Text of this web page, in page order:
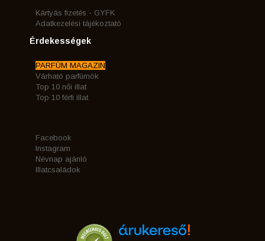
Kártyás fizetés - GYFK
Adatkezelési tájékoztató
Érdekességek
PARFÜM MAGAZIN
Várható parfümök
Top 10 női illat
Top 10 férfi illat
Facebook
Instagram
Névnap ajánló
Illatcsaládok